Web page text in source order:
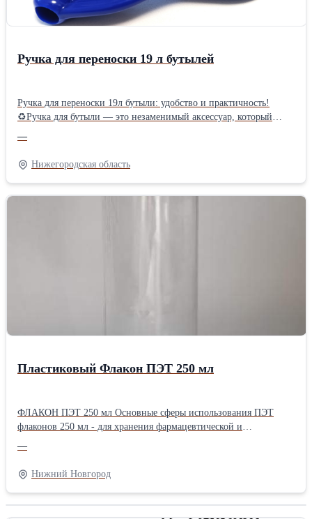
Ручка для переноски 19 л бутылей
Ручка для переноски 19л бутыли: удобство и практичность!
♻Ручка для бутыли — это незаменимый аксессуар, который
больших емкостей с водой или другими жидкостями. ♻Ручки
позволяют легко переносить тяжелые бутылки, снижая нагрузку
на руки и спину. ♻Изготовленные из качественных материалов,
ручки выдерживают значительные нагрузки и долговечны. Цвет:
—
Нижегородская область
Пластиковый Флакон ПЭТ 250 мл
ФЛАКОН ПЭТ 250 мл Основные сферы использования ПЭТ
флаконов 250 мл - для хранения фармацевтической и
медицинские препараты и лекарственные средства, антисептики,
шампуни, гели для душа, тоники, а так же различные бытовые
жидкости. Изготавливается из преформы высокого качества.
Вместимость в мл.: 250 Формат горла: DIN Размер горловины:
—
Нижний Новгород